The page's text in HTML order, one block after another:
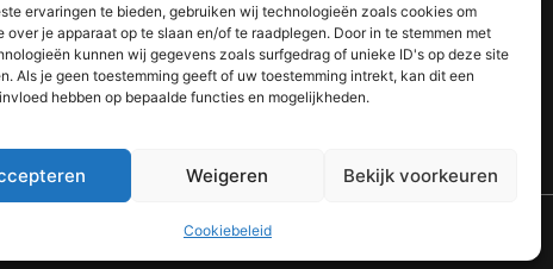
ervaringen te bieden, gebruiken wij technologieën zoals cookies om
over je apparaat op te slaan en/of te raadplegen. Door in te stemmen met
kunnen wij gegevens zoals surfgedrag of unieke ID's op deze site
Als je geen toestemming geeft of uw toestemming intrekt, kan dit een
hebben op bepaalde functies en mogelijkheden.
Weigeren Bekijk voorkeuren
Cookiebeleid
TOP
jouw inkomen te vergroten